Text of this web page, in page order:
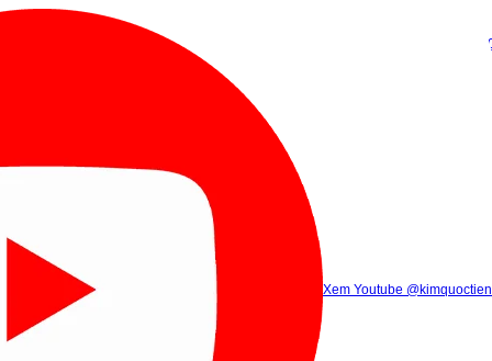
Xem Tik Tok
(8h00 - 21h30)
(8h00 -
Gọi điện (8h00 - 21h30)
Xem Youtube @kimquoctien